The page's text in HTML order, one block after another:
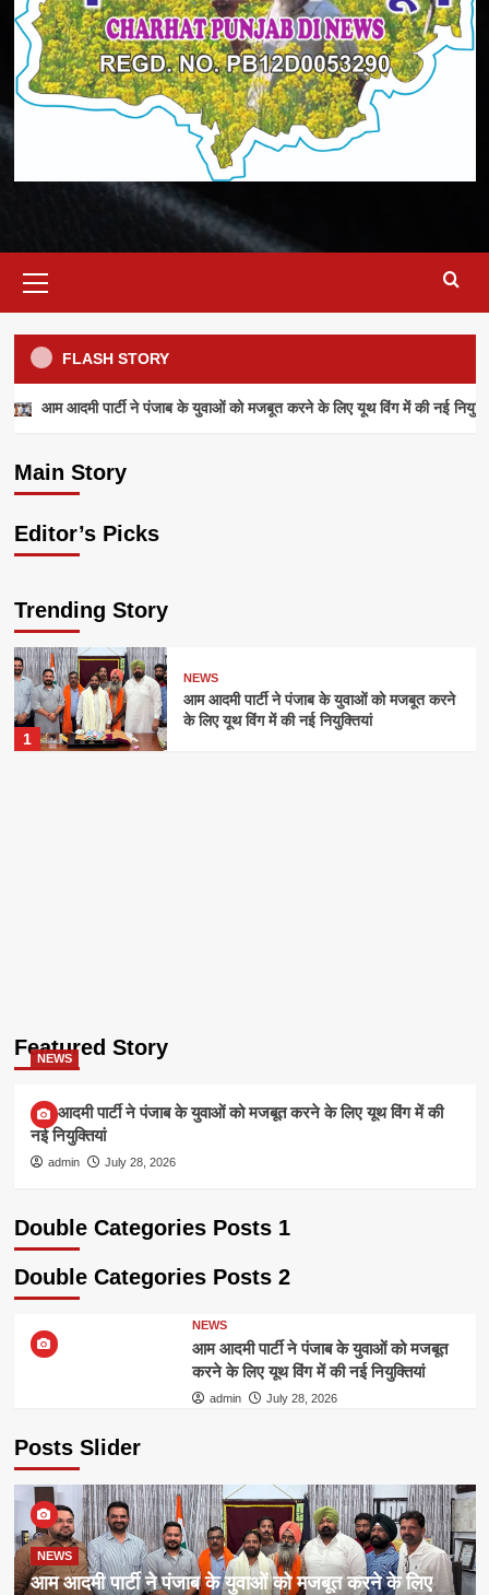
Menu
FLASH STORY
आम आदमी पार्टी ने पंजाब के युवाओं को मजबूत करने के लिए यूथ विंग में की नई
Main Story
आम आदमी पार्टी ने पंजाब के युवाओं को मजबूत करने के
admin July 28, 2026
Editor’s Picks
Trending Story
1
NEWS
आम आदमी पार्टी ने पंजाब के युवाओं को मजबूत करने
के लिए यूथ विंग में की नई नियुक्तियां
Featured Story
NEWS
आम आदमी पार्टी ने पंजाब के युवाओं को मजबूत करने के लिए यूथ विंग में की
नई नियुक्तियां
admin July 28, 2026
Double Categories Posts 1
Double Categories Posts 2
NEWS
आम आदमी पार्टी ने पंजाब के युवाओं को मजबूत
करने के लिए यूथ विंग में की नई नियुक्तियां
admin July 28, 2026
Posts Slider
NEWS
आम आदमी पार्टी ने पंजाब के युवाओं को मजबूत करने के लिए